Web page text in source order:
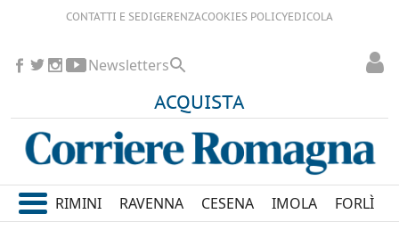
CONTATTI E SEDIGERENZACOOKIES POLICYEDICOLA
ACQUISTA
Newsletters
RIMINI RAVENNA CESENA IMOLA FORLÌ